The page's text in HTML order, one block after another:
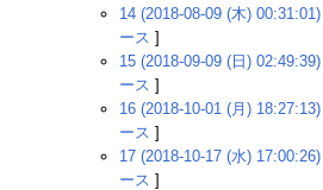
14 (2018-08-09 (木) 00:31:01)
ース ]
15 (2018-09-09 (日) 02:49:39)
ース ]
16 (2018-10-01 (月) 18:27:13)
ース ]
17 (2018-10-17 (水) 17:00:26)
ース ]